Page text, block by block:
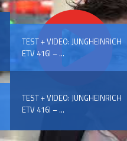
TEST + VIDEO: JUNGHEINRICH
ETV 416I – ...
TEST + VIDEO: JUNGHEINRICH
ETV 416I – ...